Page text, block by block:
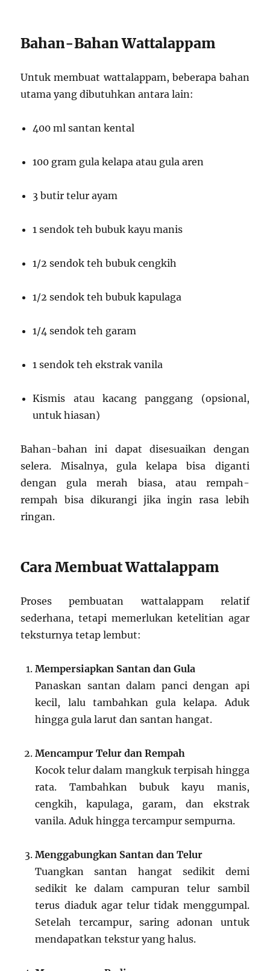
Bahan-Bahan Wattalappam
Untuk membuat wattalappam, beberapa bahan
utama yang dibutuhkan antara lain:
400 ml santan kental
100 gram gula kelapa atau gula aren
3 butir telur ayam
1 sendok teh bubuk kayu manis
1/2 sendok teh bubuk cengkih
1/2 sendok teh bubuk kapulaga
1/4 sendok teh garam
1 sendok teh ekstrak vanila
Kismis atau kacang panggang (opsional,
untuk hiasan)
Bahan-bahan ini dapat disesuaikan dengan
selera. Misalnya, gula kelapa bisa diganti
dengan gula merah biasa, atau rempah-
rempah bisa dikurangi jika ingin rasa lebih
ringan.
Cara Membuat Wattalappam
Proses pembuatan wattalappam relatif
sederhana, tetapi memerlukan ketelitian agar
teksturnya tetap lembut:
Mempersiapkan Santan dan Gula
Panaskan santan dalam panci dengan api
kecil, lalu tambahkan gula kelapa. Aduk
hingga gula larut dan santan hangat.
Mencampur Telur dan Rempah
Kocok telur dalam mangkuk terpisah hingga
rata. Tambahkan bubuk kayu manis,
cengkih, kapulaga, garam, dan ekstrak
vanila. Aduk hingga tercampur sempurna.
Menggabungkan Santan dan Telur
Tuangkan santan hangat sedikit demi
sedikit ke dalam campuran telur sambil
terus diaduk agar telur tidak menggumpal.
Setelah tercampur, saring adonan untuk
mendapatkan tekstur yang halus.